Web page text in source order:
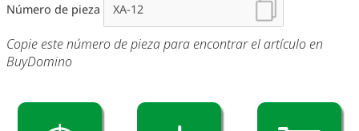
Número de pieza
Copie este número de pieza para encontrar el artículo en
BuyDomino